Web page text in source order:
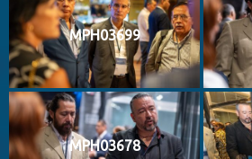
MPH03699
MPH03678